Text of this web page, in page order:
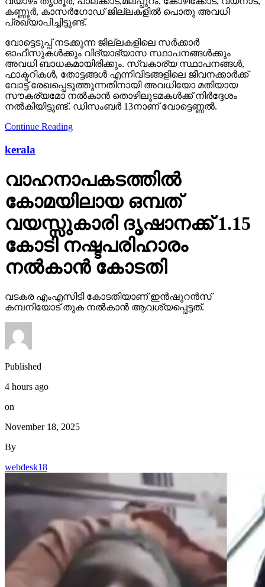
കണ്ണൂര്‍, കാസര്‍ഗോഡ് ജില്ലകളില്‍ പൊതു അവധി
പ്രഖ്യാപിച്ചിട്ടുണ്ട്.
വോട്ടെടുപ്പ് നടക്കുന്ന ജില്ലകളിലെ സര്‍ക്കാര്‍
ഓഫീസുകള്‍ക്കും വിദ്യാഭ്യാസ സ്ഥാപനങ്ങള്‍ക്കും
അവധി ബാധകമായിരിക്കും. സ്വകാര്യ സ്ഥാപനങ്ങള്‍,
ഫാക്ടറികള്‍, തോട്ടങ്ങള്‍ എന്നിവിടങ്ങളിലെ ജീവനക്കാര്‍ക്ക്
വോട്ട് രേഖപ്പെടുത്തുന്നതിനായി അവധിയോ മതിയായ
സൗകര്യമോ നല്‍കാന്‍ തൊഴിലുടമകള്‍ക്ക് നിര്‍ദ്ദേശം
നല്‍കിയിട്ടുണ്ട്. ഡിസംബര്‍ 13നാണ് വോട്ടെണ്ണല്‍.
Continue Reading
kerala
വാഹനാപകടത്തില്‍
കോമയിലായ ഒമ്പത്
വയസ്സുകാരി ദൃഷാനക്ക് 1.15
കോടി നഷ്ടപരിഹാരം
നല്‍കാന്‍ കോടതി
വടകര എംഎസിടി കോടതിയാണ് ഇന്‍ഷുറന്‍സ്
കമ്പനിയോട് തുക നല്‍കാന്‍ ആവശ്യപ്പെട്ടത്.
Published
4 hours ago
on
November 18, 2025
By
webdesk18